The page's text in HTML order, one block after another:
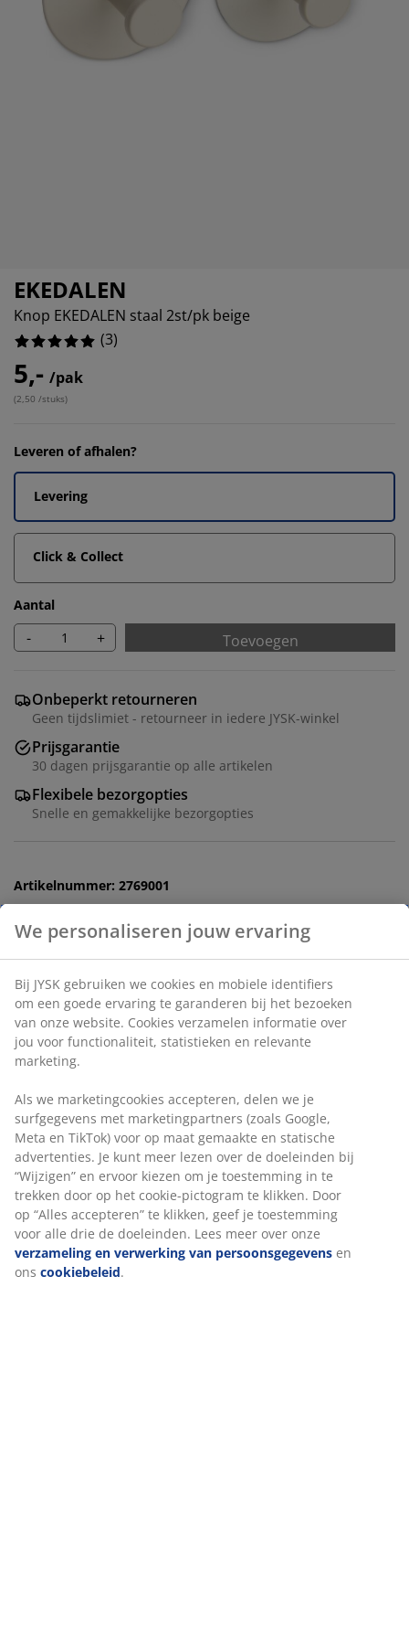
EKEDALEN
Knop EKEDALEN staal 2st/pk beige
(3)
5,- /pak
(2,50 /stuks)
Leveren of afhalen?
Levering
Click & Collect
Aantal
- + Toevoegen
Onbeperkt retourneren
Geen tijdslimiet - retourneer in iedere JYSK-winkel
Prijsgarantie
30 dagen prijsgarantie op alle artikelen
Flexibele bezorgopties
Snelle en gemakkelijke bezorgopties
Artikelnummer: 2769001
Specificaties
Beoordelingen
Levering
We personaliseren jouw ervaring
Bij JYSK gebruiken we cookies en mobiele identifiers om
een goede ervaring te garanderen bij het bezoeken van
onze website. Cookies verzamelen informatie over jou voor
functionaliteit, statistieken en relevante marketing.
Als we marketingcookies accepteren, delen we je
surfgegevens met marketingpartners (zoals Google, Meta
en TikTok) voor op maat gemaakte en statische
advertenties. Je kunt meer lezen over de doeleinden bij
“Wijzigen” en ervoor kiezen om je toestemming in te
trekken door op het cookie-pictogram te klikken. Door op
“Alles accepteren” te klikken, geef je toestemming voor alle